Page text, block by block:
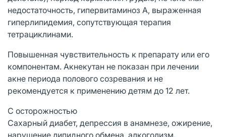
недостаточность, гипервитаминоз А, выраженная
гиперлипидемия, сопутствующая терапия
тетрациклинами.
Повышенная чувствительность к препарату или его
компонентам. Акнекутан не показан при лечении
акне периода полового созревания и не
рекомендуется к применению детям до 12 лет.
С осторожностью
Сахарный диабет, депрессия в анамнезе, ожирение,
нарушение липидного обмена, алкоголизм.